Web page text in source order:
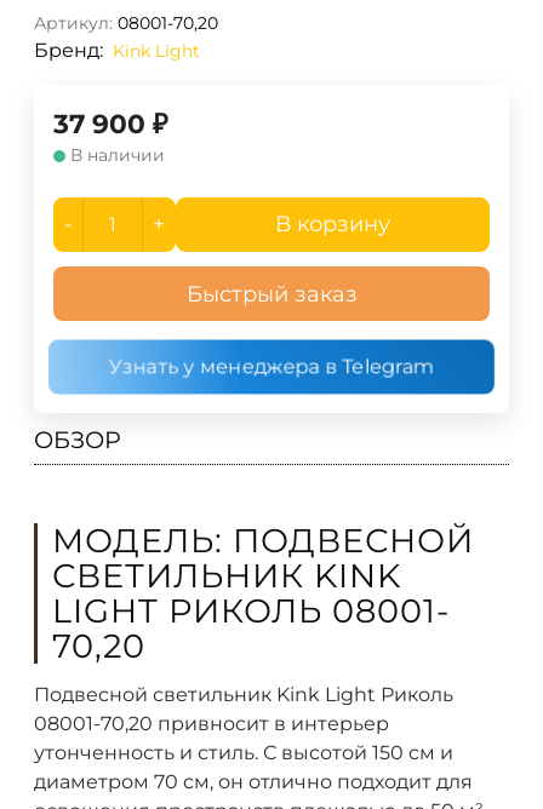
Артикул: 08001-70,20
Бренд: Kink Light
37 900 ₽
В наличии
- + В корзину
Быстрый заказ
Узнать у менеджера в Telegram
ОБЗОР
МОДЕЛЬ: ПОДВЕСНОЙ
СВЕТИЛЬНИК KINK
LIGHT РИКОЛЬ 08001-
70,20
Подвесной светильник Kink Light Риколь
08001-70,20 привносит в интерьер
утонченность и стиль. С высотой 150 см и
диаметром 70 см, он отлично подходит для